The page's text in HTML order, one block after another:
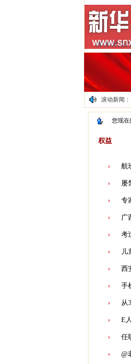
滚动新闻：
您现在
权益
航
屡
专
广
考
儿
西
手
从
E
任
@